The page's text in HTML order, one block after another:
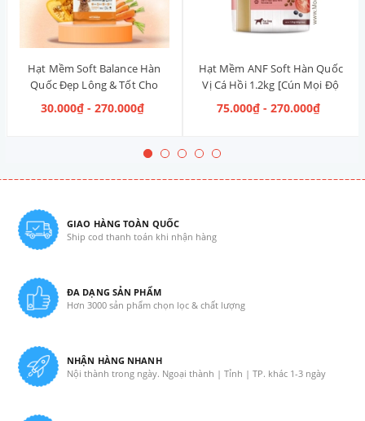
Hạt Mềm Soft Balance Hàn
Quốc Đẹp Lông & Tốt Cho
Đường Ruột 1.2kg [Cá Hồi,
Cún Mọi Độ Tuổi]
30.000₫ - 270.000₫
Hạt Mềm ANF Soft Hàn Quốc
Vị Cá Hồi 1.2kg [Cún Mọi Độ
Tuổi]
75.000₫ - 270.000₫
GIAO HÀNG TOÀN QUỐC
Ship cod thanh toán khi nhận hàng
ĐA DẠNG SẢN PHẨM
Hơn 3000 sản phẩm chọn lọc & chất lượng
NHẬN HÀNG NHANH
Nội thành trong ngày. Ngoại thành | Tỉnh | TP. khác 1-3 ngày